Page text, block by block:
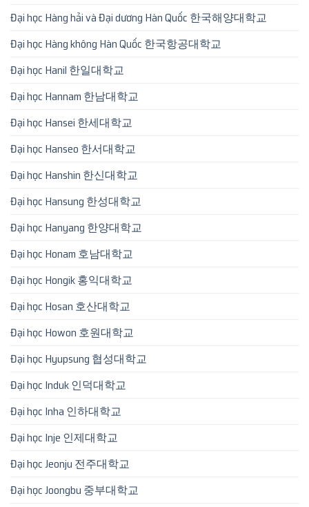
Đại học Hàng hải và Đại dương Hàn Quốc 한국해양대학교
Đại học Hàng không Hàn Quốc 한국항공대학교
Đại học Hanil 한일대학교
Đại học Hannam 한남대학교
Đại học Hansei 한세대학교
Đại học Hanseo 한서대학교
Đại học Hanshin 한신대학교
Đại học Hansung 한성대학교
Đại học Hanyang 한양대학교
Đại học Honam 호남대학교
Đại học Hongik 홍익대학교
Đại học Hosan 호산대학교
Đại học Howon 호원대학교
Đại học Hyupsung 협성대학교
Đại học Induk 인덕대학교
Đại học Inha 인하대학교
Đại học Inje 인제대학교
Đại học Jeonju 전주대학교
Đại học Joongbu 중부대학교